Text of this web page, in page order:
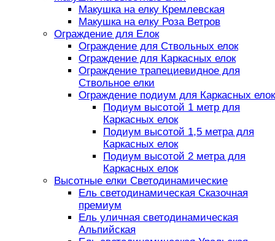
Макушка на елку Кремлевская
Макушка на елку Роза Ветров
Ограждение для Елок
Ограждение для Ствольных елок
Ограждение для Каркасных елок
Ограждение трапециевидное для
Ствольное елки
Ограждение подиум для Каркасных елок
Подиум высотой 1 метр для
Каркасных елок
Подиум высотой 1,5 метра для
Каркасных елок
Подиум высотой 2 метра для
Каркасных елок
Высотные елки Светодинамические
Ель светодинамическая Сказочная
премиум
Ель уличная светодинамическая
Альпийская